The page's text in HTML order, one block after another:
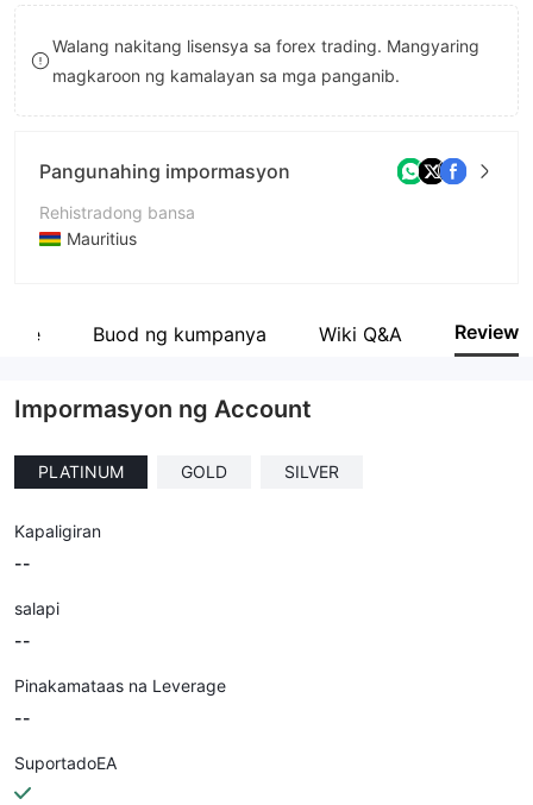
8
9
Walang nakitang lisensya sa forex trading. Mangyaring
magkaroon ng kamalayan sa mga panganib.
Pangunahing impormasyon
Rehistradong bansa
Mauritius
KumpanyaBuod ng kumpanya Wiki Q&A Review
Impormasyon ng Account
PLATINUM GOLD SILVER
Kapaligiran
--
salapi
--
Pinakamataas na Leverage
--
SuportadoEA